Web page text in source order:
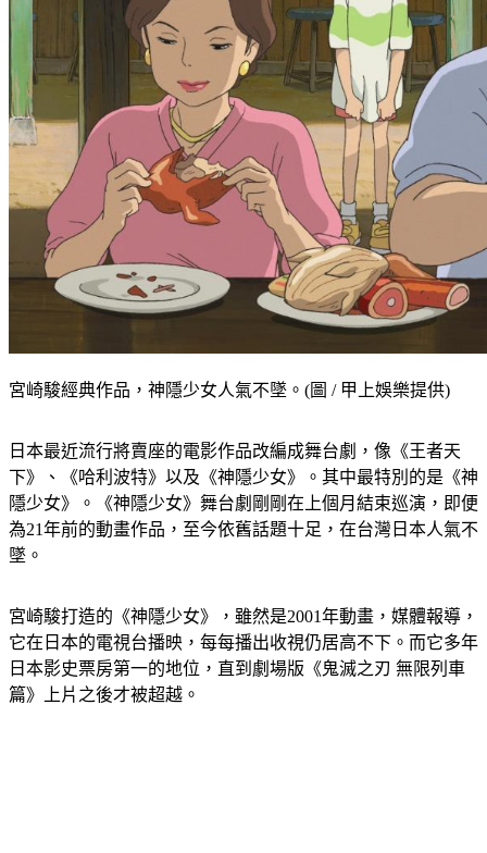
下》、《哈利波特》以及《神隱少女》。其中最特別的是《神
隱少女》。《神隱少女》舞台劇剛剛在上個月結束巡演，即便
為21年前的動畫作品，至今依舊話題十足，在台灣日本人氣不
墜。
它在日本的電視台播映，每每播出收視仍居高不下。而它多年
日本影史票房第一的地位，直到劇場版《鬼滅之刃 無限列車
篇》上片之後才被超越。